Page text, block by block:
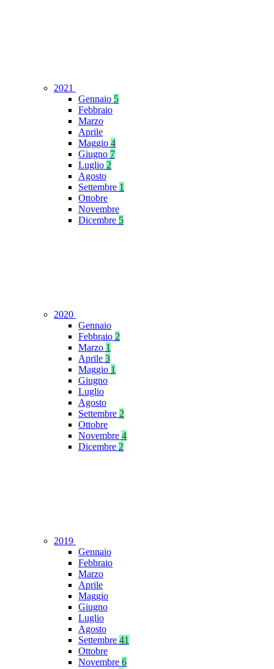
2021
Gennaio 5
Febbraio
Marzo
Aprile
Maggio 4
Giugno 7
Luglio 2
Agosto
Settembre 1
Ottobre
Novembre
Dicembre 5
2020
Gennaio
Febbraio 2
Marzo 1
Aprile 3
Maggio 1
Giugno
Luglio
Agosto
Settembre 2
Ottobre
Novembre 4
Dicembre 2
2019
Gennaio
Febbraio
Marzo
Aprile
Maggio
Giugno
Luglio
Agosto
Settembre 41
Ottobre
Novembre 6